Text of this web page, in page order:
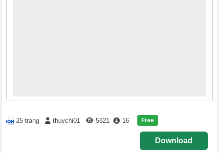
25 trang thuychi01 5821 16 Free
Download